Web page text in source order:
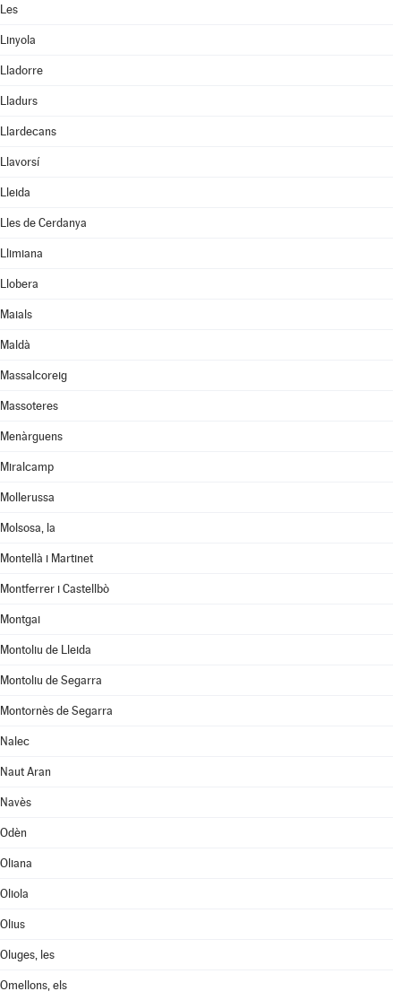
Les
Linyola
Lladorre
Lladurs
Llardecans
Llavorsí
Lleida
Lles de Cerdanya
Llimiana
Llobera
Maials
Maldà
Massalcoreig
Massoteres
Menàrguens
Miralcamp
Mollerussa
Molsosa, la
Montellà i Martinet
Montferrer i Castellbò
Montgai
Montoliu de Lleida
Montoliu de Segarra
Montornès de Segarra
Nalec
Naut Aran
Navès
Odèn
Oliana
Oliola
Olius
Oluges, les
Omellons, els